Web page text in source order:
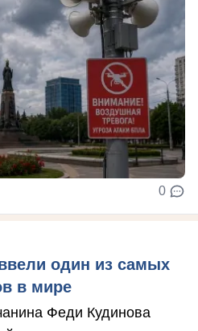
0
один из самых
в мире
Феди Кудинова